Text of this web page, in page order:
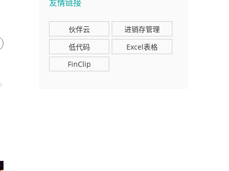
友情链接
伙伴云
进销存管理
低代码
Excel表格
FinClip